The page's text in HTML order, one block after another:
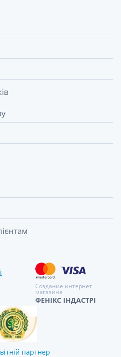
Создание интернет
магазина
ФЕНІКС ІНДАСТРІ
партнер